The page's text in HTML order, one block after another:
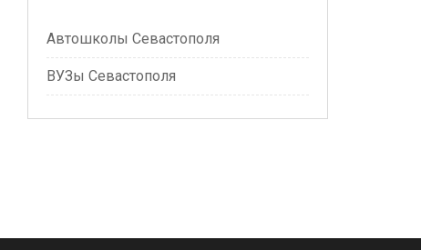
Автошколы Севастополя
ВУЗы Севастополя